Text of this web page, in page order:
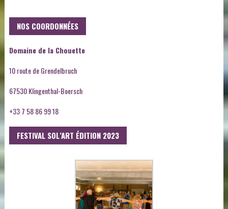
NOS COORDONNÉES
Domaine de la Chouette
10 route de Grendelbruch
67530 Klingenthal-Boersch
+33 7 58 86 99 18
FESTIVAL SOL’ART ÉDITION 2023